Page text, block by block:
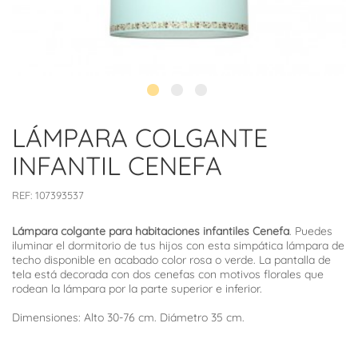
LÁMPARA COLGANTE
INFANTIL CENEFA
REF: 107393537
Lámpara colgante para habitaciones infantiles Cenefa. Puedes
iluminar el dormitorio de tus hijos con esta simpática lámpara de
techo disponible en acabado color rosa o verde. La pantalla de
tela está decorada con dos cenefas con motivos florales que
rodean la lámpara por la parte superior e inferior.
Dimensiones: Alto 30-76 cm. Diámetro 35 cm.